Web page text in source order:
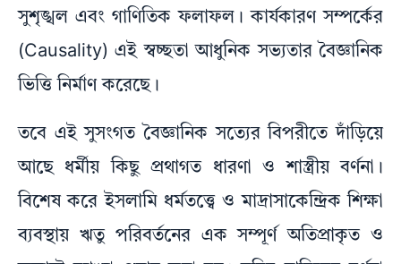
সুশৃঙ্খল এবং গাণিতিক ফলাফল। কার্যকারণ সম্পর্কের
(Causality) এই স্বচ্ছতা আধুনিক সভ্যতার বৈজ্ঞানিক
ভিত্তি নির্মাণ করেছে।
তবে এই সুসংগত বৈজ্ঞানিক সত্যের বিপরীতে দাঁড়িয়ে
আছে ধর্মীয় কিছু প্রথাগত ধারণা ও শাস্ত্রীয় বর্ণনা।
বিশেষ করে ইসলামি ধর্মতত্ত্বে ও মাদ্রাসাকেন্দ্রিক শিক্ষা
ব্যবস্থায় ঋতু পরিবর্তনের এক সম্পূর্ণ অতিপ্রাকৃত ও